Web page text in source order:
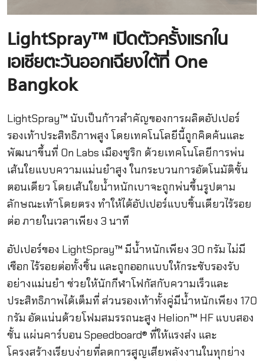
LightSpray™ เปิดตัวครั้งแรกใน
เอเชียตะวันออกเฉียงใต้ที่ One
Bangkok
LightSpray™ นับเป็นก้าวสำคัญของการผลิตอัปเปอร์
รองเท้าประสิทธิภาพสูง โดยเทคโนโลยีนี้ถูกคิดค้นและ
พัฒนาขึ้นที่ On Labs เมืองซูริก ด้วยเทคโนโลยีการพ่น
เส้นใยแบบความแม่นยำสูง ในกระบวนการอัตโนมัติขั้น
ตอนเดียว โดยเส้นใยน้ำหนักเบาจะถูกพ่นขึ้นรูปตาม
ลักษณะเท้าโดยตรง ทำให้ได้อัปเปอร์แบบชิ้นเดียวไร้รอย
ต่อ ภายในเวลาเพียง 3 นาที
อัปเปอร์ของ LightSpray™ มีน้ำหนักเพียง 30 กรัม ไม่มี
เชือก ไร้รอยต่อทั้งชิ้น และถูกออกแบบให้กระชับรองรับ
อย่างแม่นยำ ช่วยให้นักกีฬาโฟกัสกับความเร็วและ
ประสิทธิภาพได้เต็มที่ ส่วนรองเท้าทั้งคู่มีน้ำหนักเพียง 170
กรัม อัดแน่นด้วยโฟมสมรรถนะสูง Helion™ HF แบบสอง
ชั้น แผ่นคาร์บอน Speedboard® ที่ให้แรงส่ง และ
โครงสร้างเรียบง่ายที่ลดการสูญเสียพลังงานในทุกย่าง